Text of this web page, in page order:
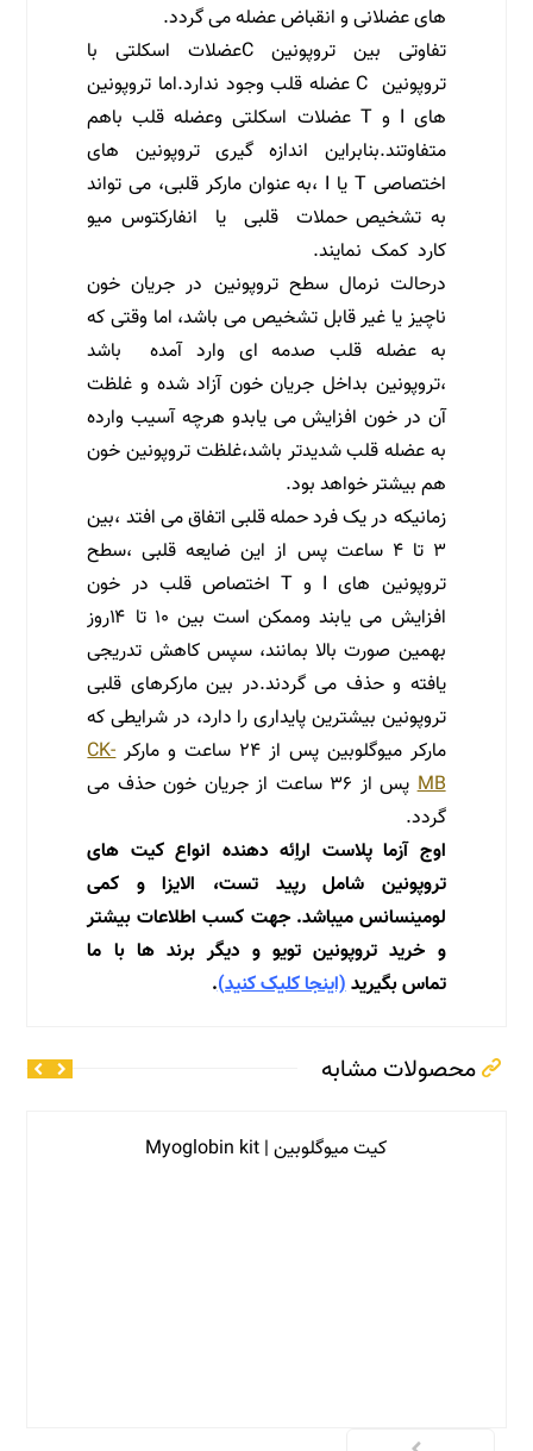
های عضلانی و انقباض عضله می گردد.
تفاوتی بین تروپونین Cعضلات اسکلتی با
تروپونین C عضله قلب وجود ندارد.اما تروپونین
های I و T عضلات اسکلتی وعضله قلب باهم
متفاوتند.بنابراین اندازه گیری تروپونین های
اختصاصی T یا I ،به عنوان مارکر قلبی، می تواند
به تشخیص حملات قلبی یا انفارکتوس میو
کارد کمک نمایند.
درحالت نرمال سطح تروپونین در جریان خون
ناچیز یا غیر قابل تشخیص می باشد، اما وقتی که
به عضله قلب صدمه ای وارد آمده باشد
،تروپونین بداخل جریان خون آزاد شده و غلظت
آن در خون افزایش می یابدو هرچه آسیب وارده
به عضله قلب شدیدتر باشد،غلظت تروپونین خون
هم بیشتر خواهد بود.
زمانیکه در یک فرد حمله قلبی اتفاق می افتد ،بین
۳ تا ۴ ساعت پس از این ضایعه قلبی ،سطح
تروپونین های I و T اختصاص قلب در خون
افزایش می یابند وممکن است بین ۱۰ تا ۱۴روز
بهمین صورت بالا بمانند، سپس کاهش تدریجی
یافته و حذف می گردند.در بین مارکرهای قلبی
تروپونین بیشترین پایداری را دارد، در شرایطی که
مارکر میوگلوبین پس از ۲۴ ساعت و مارکر
CK-
MB
پس از ۳۶ ساعت از جریان خون حذف می
گردد.
اوج آزما پلاست اراِئه دهنده انواع کیت های
تروپونین شامل رپید تست، الایزا و کمی
لومینسانس میباشد. جهت کسب اطلاعات بیشتر
و خرید تروپونین تویو و دیگر برند ها با ما
تماس بگیرید(اینجا کلیک کنید).
محصولات مشابه
کیت میوگلوبین | Myoglobin kit